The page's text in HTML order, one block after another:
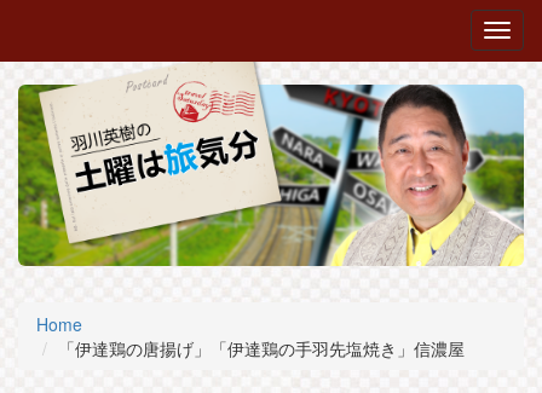
Home
「伊達鶏の唐揚げ」「伊達鶏の手羽先塩焼き」信濃屋